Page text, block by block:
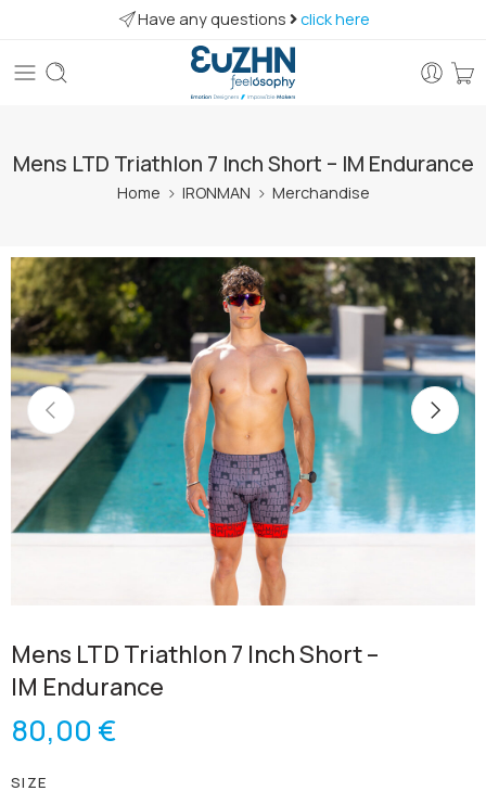
Have any questions click here
Mens LTD Triathlon 7 Inch Short – IM Endurance
Home IRONMAN Merchandise
Mens LTD Triathlon 7 Inch Short –
IM Endurance
80,00 €
SIZE